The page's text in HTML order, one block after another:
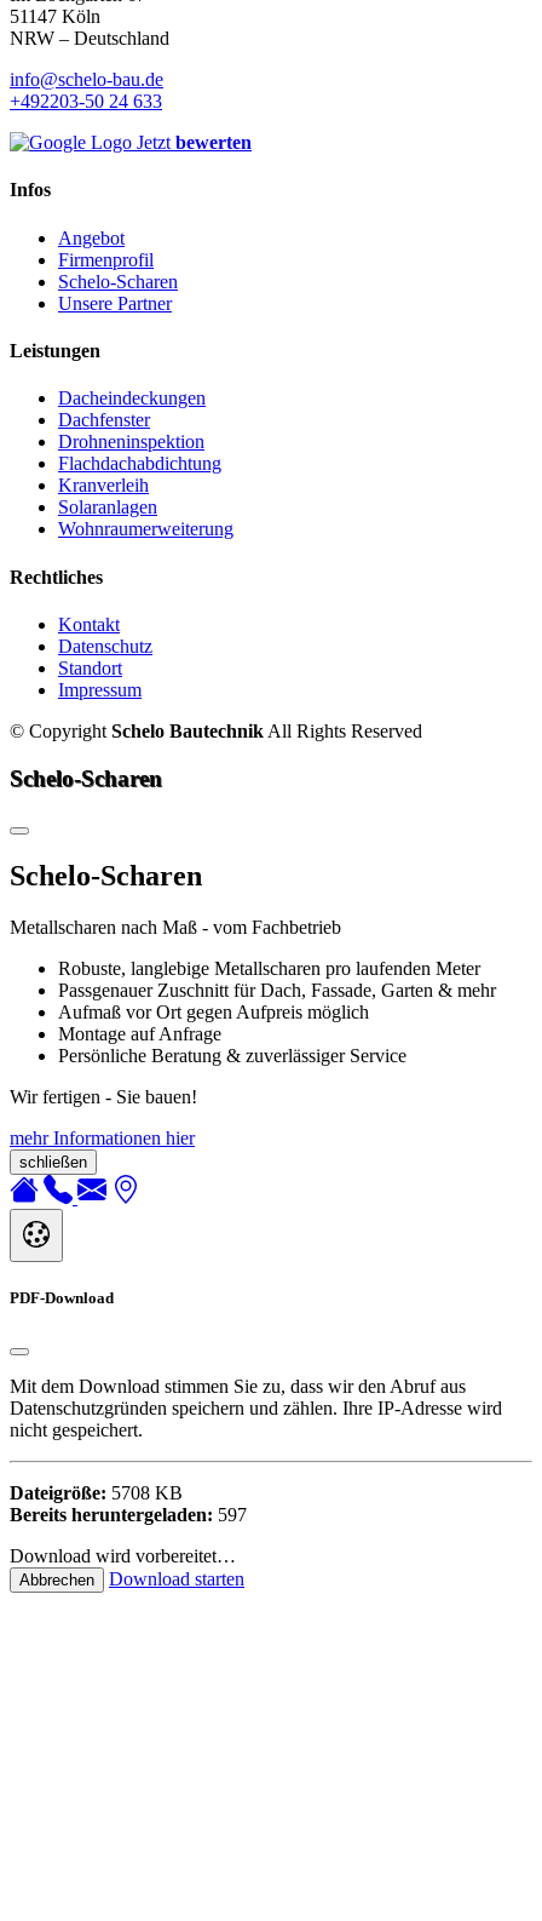
51147 Köln
NRW – Deutschland
info@schelo-bau.de
+492203-50 24 633
Jetzt bewerten
Infos
Angebot
Firmenprofil
Schelo-Scharen
Unsere Partner
Leistungen
Dacheindeckungen
Dachfenster
Drohneninspektion
Flachdachabdichtung
Kranverleih
Solaranlagen
Wohnraumerweiterung
Rechtliches
Kontakt
Datenschutz
Standort
Impressum
© Copyright Schelo Bautechnik All Rights Reserved
Schelo-Scharen
Schelo-Scharen
Metallscharen nach Maß - vom Fachbetrieb
Robuste, langlebige Metallscharen pro laufenden Meter
Passgenauer Zuschnitt für Dach, Fassade, Garten & mehr
Aufmaß vor Ort gegen Aufpreis möglich
Montage auf Anfrage
Persönliche Beratung & zuverlässiger Service
Wir fertigen - Sie bauen!
mehr Informationen hier
schließen
PDF-Download
Mit dem Download stimmen Sie zu, dass wir den Abruf aus
Datenschutzgründen speichern und zählen. Ihre IP-Adresse wird
nicht gespeichert.
Dateigröße: 5708 KB
Bereits heruntergeladen: 597
Download wird vorbereitet…
Abbrechen Download starten